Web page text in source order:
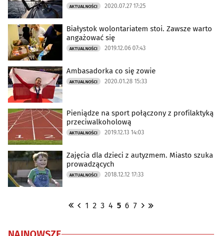
AKTUALNOŚCI 2020.07.27 17:25
Białystok wolontariatem stoi. Zawsze warto
angażować się
AKTUALNOŚCI 2019.12.06 07:43
Ambasadorka co się zowie
AKTUALNOŚCI 2020.01.28 15:33
Pieniądze na sport połączony z profilaktyką
przeciwalkoholową
AKTUALNOŚCI 2019.12.13 14:03
Zajęcia dla dzieci z autyzmem. Miasto szuka
prowadzących
AKTUALNOŚCI 2018.12.12 17:33
1 2 3 4 5 6 7